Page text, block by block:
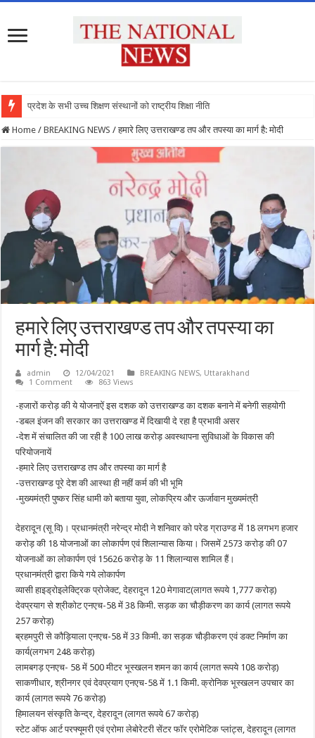
प्रदेश के सभी उच्च शिक्षण संस्थानों को राष्ट्रीय शिक्षा नीति के अनुरूप मॉडिफ
Home / BREAKING NEWS / हमारे लिए उत्तराखण्ड तप और तपस्या का मार्ग है: मोदी
हमारे लिए उत्तराखण्ड तप और तपस्या का
मार्ग है: मोदी
admin 12/04/2021 BREAKING NEWS, Uttarakhand
1 Comment
863 Views
-हजारों करोड़ की ये योजनाऐं इस दशक को उत्तराखण्ड का दशक बनाने में बनेगी सहयोगी
-डबल इंजन की सरकार का उत्तराखण्ड में दिखायी दे रहा है प्रभावी असर
-देश में संचालित की जा रही है 100 लाख करोड़ अवस्थापना सुविधाओं के विकास की
परियोजनायें
-हमारे लिए उत्तराखण्ड तप और तपस्या का मार्ग है
-उत्तराखण्ड पूरे देश की आस्था ही नहीं कर्म की भी भूमि
-मुख्यमंत्री पुष्कर सिंह धामी को बताया युवा, लोकप्रिय और ऊर्जावान मुख्यमंत्री
देहरादून (सू वि)। प्रधानमंत्री नरेन्द्र मोदी ने शनिवार को परेड ग्राउण्ड में 18 लगभग हजार
करोड़ की 18 योजनाओं का लोकार्पण एवं शिलान्यास किया। जिसमें 2573 करोड़ की 07
योजनाओं का लोकार्पण एवं 15626 करोड़ के 11 शिलान्यास शामिल हैं।
प्रधानमंत्री द्वारा किये गये लोकार्पण
व्यासी हाइड्रोइलेक्ट्रिक प्रोजेक्ट, देहरादून 120 मेगावाट(लागत रूपये 1,777 करोड़)
देवप्रयाग से श्रीकोट एनएच-58 में 38 किमी. सड़क का चौड़ीकरण का कार्य (लागत रूपये
257 करोड़)
ब्रहमपुरी से कौड़ियाला एनएच-58 में 33 किमी. का सड़क चौड़ीकरण एवं डक्ट निर्माण का
कार्य(लगभग 248 करोड़)
लामबगड़ एनएच- 58 में 500 मीटर भूस्खलन शमन का कार्य (लागत रूपये 108 करोड़)
साकणीधार, श्रीनगर एवं देवप्रयाग एनएच-58 में 1.1 किमी. क्रोनिक भूस्खलन उपचार का
कार्य (लागत रूपये 76 करोड़)
हिमालयन संस्कृति केन्द्र, देहरादून (लागत रूपये 67 करोड़)
स्टेट ऑफ आर्ट परफ्यूमरी एवं एरोमा लेबोरेटरी सेंटर फॉर एरोमेटिक प्लांट्स, देहरादून (लागत